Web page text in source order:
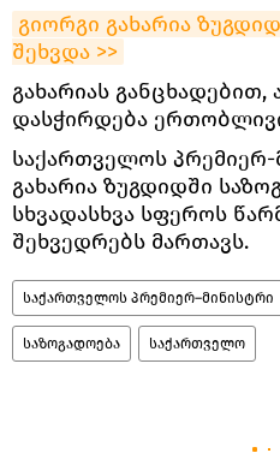
გიორგი გახარია
შეხვდა >>
გახარიას განცხადებით,
დასჭირდება
საქართველოს
გახარია ზუგდიდში
სხვადასხვა სფეროს
შეხვედრებს მართავს.
საქართველოს პრემიერ–მინისტრი
საზოგადოება საქართველო